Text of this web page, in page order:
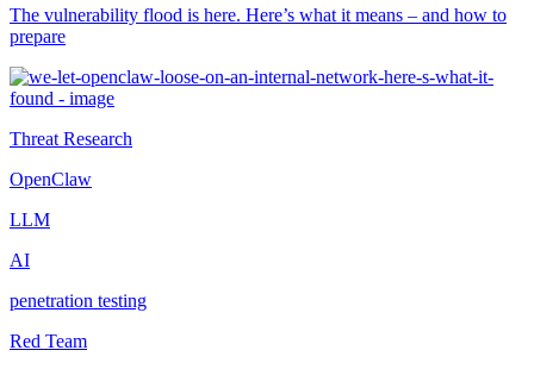
The vulnerability flood is here. Here’s what it means – and how to
prepare
Threat Research
OpenClaw
LLM
AI
penetration testing
Red Team